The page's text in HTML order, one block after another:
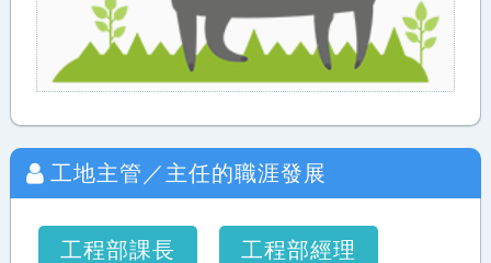
工地主管／主任的職涯發展
工程部課長 工程部經理